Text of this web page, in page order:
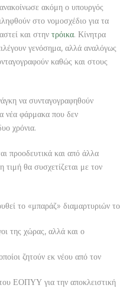
ακόμη ο υπουργός
στο νομοσχέδιο για τα
και στην τρόικα. Κίνητρα
γενόσημα, αλλά αναλόγως
καθώς και στους
να συνταγογραφηθούν
νέα φάρμακα που δεν
χρόνια.
προοδευτικά και από άλλα
τιμή θα συσχετίζεται με τον
το «μπαράζ» διαμαρτυριών το
της χώρας, αλλά και ο
ζητούν εκ νέου από τον
ΕΟΠΥΥ για την αποκλειστική